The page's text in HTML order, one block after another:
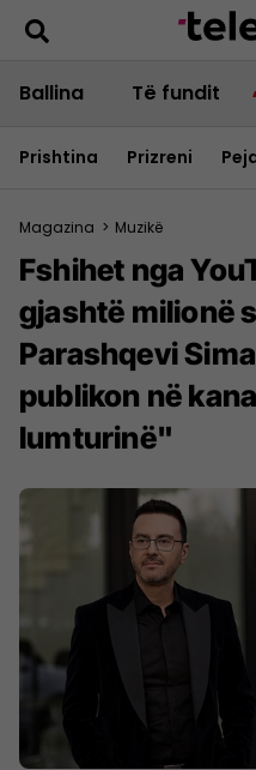
Ballina Të fundit
Prishtina Prizreni
Magazina > Muzikë
Fshihet nga
gjashtë milionë
Parashqevi
publikon në
lumturinë"